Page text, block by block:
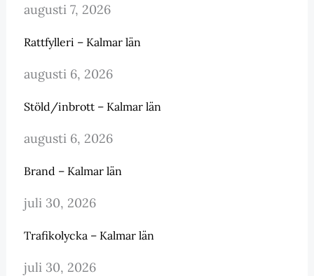
augusti 7, 2026
Rattfylleri – Kalmar län
augusti 6, 2026
Stöld/inbrott – Kalmar län
augusti 6, 2026
Brand – Kalmar län
juli 30, 2026
Trafikolycka – Kalmar län
juli 30, 2026